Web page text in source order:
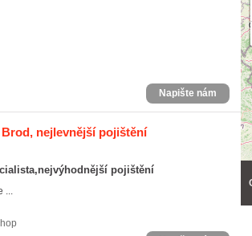
Napište nám
nejlevnější pojištění
pojištění
...